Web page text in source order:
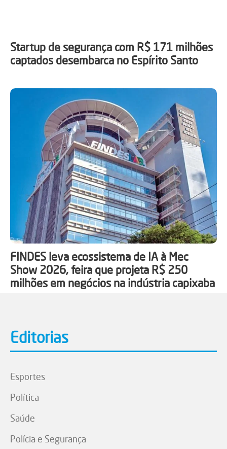
Startup de segurança com R$ 171 milhões
captados desembarca no Espírito Santo
FINDES leva ecossistema de IA à Mec
Show 2026, feira que projeta R$ 250
milhões em negócios na indústria capixaba
Editorias
Esportes
Política
Saúde
Polícia e Segurança